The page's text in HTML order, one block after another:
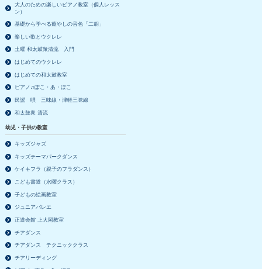
大人のための楽しいピアノ教室（個人レッス
ン）
基礎から学べる癒やしの音色「二胡」
楽しい歌とウクレレ
土曜 和太鼓衆清流 入門
はじめてのウクレレ
はじめての和太鼓教室
ピアノ♫ぽこ・あ・ぽこ
民謡 唄 三味線・津軽三味線
和太鼓衆 清流
幼児・子供の教室
キッズジャズ
キッズテーマパークダンス
ケイキフラ（親子のフラダンス）
こども書道（水曜クラス）
子どもの絵画教室
ジュニアバレエ
正道会館 上大岡教室
チアダンス
チアダンス テクニッククラス
チアリーディング